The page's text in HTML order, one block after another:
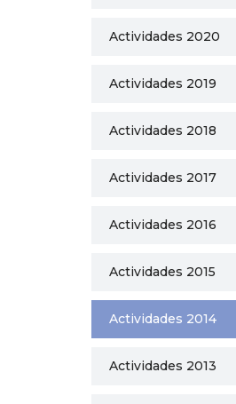
Actividades 2020
Actividades 2019
Actividades 2018
Actividades 2017
Actividades 2016
Actividades 2015
Actividades 2014
Actividades 2013